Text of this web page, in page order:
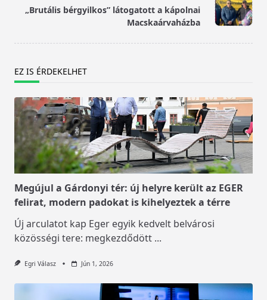
reader-
„Brutális bérgyilkos” látogatott a kápolnai
Macskaárvaházba
EZ IS ÉRDEKELHET
Megújul a Gárdonyi tér: új helyre került az EGER
felirat, modern padokat is kihelyeztek a térre
Új arculatot kap Eger egyik kedvelt belvárosi
közösségi tere: megkezdődött ...
Egri Válasz Jún 1, 2026